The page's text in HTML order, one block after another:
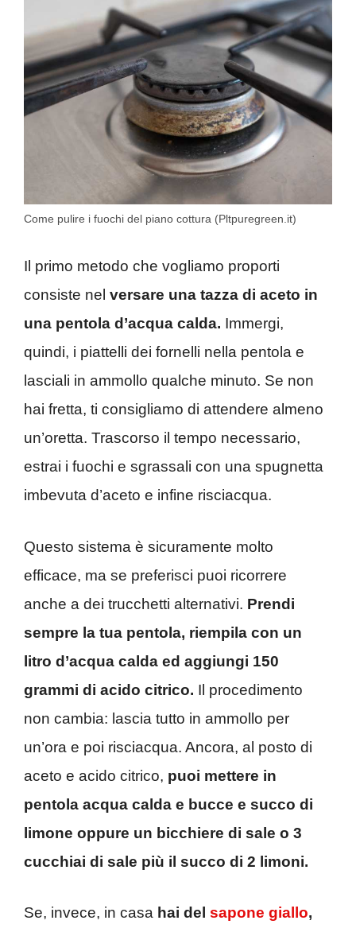
Come pulire i fuochi del piano cottura (Pltpuregreen.it)
Il primo metodo che vogliamo proporti
consiste nel versare una tazza di aceto in
una pentola d’acqua calda. Immergi,
quindi, i piattelli dei fornelli nella pentola e
lasciali in ammollo qualche minuto. Se non
hai fretta, ti consigliamo di attendere almeno
un’oretta. Trascorso il tempo necessario,
estrai i fuochi e sgrassali con una spugnetta
imbevuta d’aceto e infine risciacqua.
Questo sistema è sicuramente molto
efficace, ma se preferisci puoi ricorrere
anche a dei trucchetti alternativi. Prendi
sempre la tua pentola, riempila con un
litro d’acqua calda ed aggiungi 150
grammi di acido citrico. Il procedimento
non cambia: lascia tutto in ammollo per
un’ora e poi risciacqua. Ancora, al posto di
aceto e acido citrico, puoi mettere in
pentola acqua calda e bucce e succo di
limone oppure un bicchiere di sale o 3
cucchiai di sale più il succo di 2 limoni.
Se, invece, in casa hai del sapone giallo,